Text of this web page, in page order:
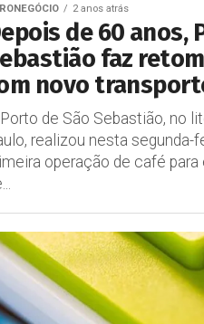
2 anos atrás
de 60 anos,
faz
novo
de São Sebastião, no
realizou nesta segunda-
operação de café